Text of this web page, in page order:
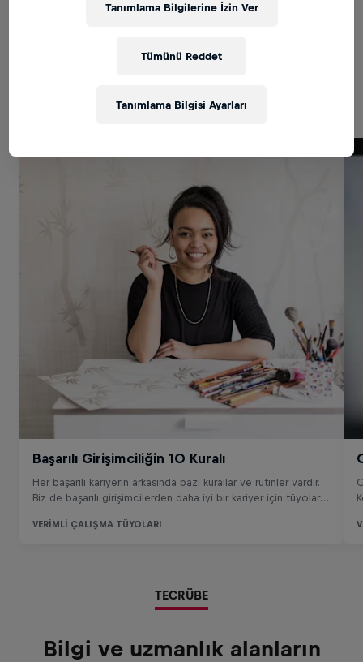
TECRÜBE
Bilgi ve uzmanlık alanların
Tümünü Reddet
Tanımlama Bilgilerine İzin Ver
Tanımlama Bilgisi Ayarları